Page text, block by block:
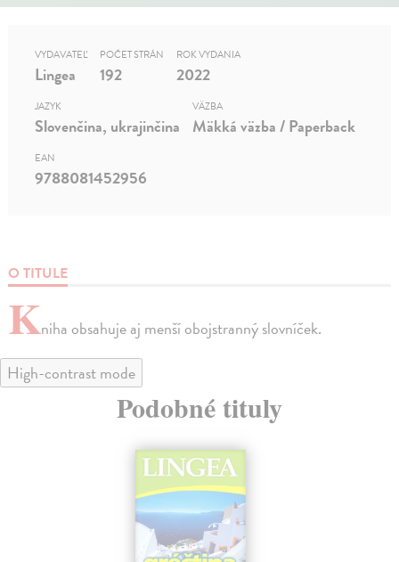
O TITULE
Kniha obsahuje aj menší obojstranný slovníček.
VYDAVATEĽ
Lingea
POČET STRÁN
192
ROK VYDANIA
2022
JAZYK
Slovenčina, ukrajinčina
VÄZBA
Mäkká väzba / Paperback
EAN
9788081452956
High-contrast mode
Podobné tituly